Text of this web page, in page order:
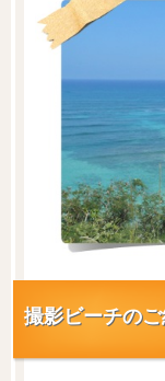
撮影ビーチの